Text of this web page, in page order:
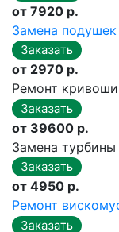
от 7920 р.
Замена подушек
от 2970 р.
Ремонт
от 39600 р.
Замена турбины
от 4950 р.
Ремонт